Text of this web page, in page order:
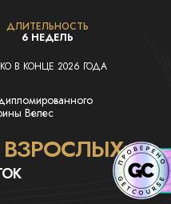
Велес
В КОНЦЕ 2026 ГОДА
ДЛИТЕЛЬНОСТЬ
6 НЕДЕЛЬ